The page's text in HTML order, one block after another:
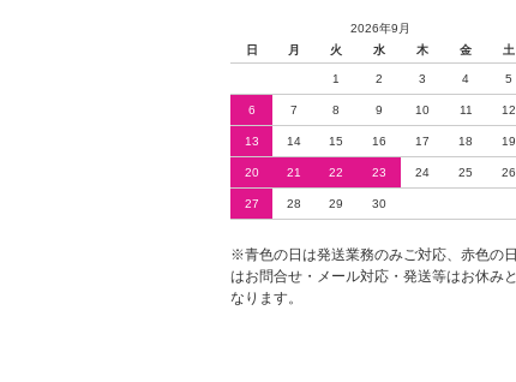
2026年9月
日
月 火 水 木 金 土
1 2 3 4 5
6 7 8 9 10 11 12
13 14 15 16 17 18 19
20 21 22 23 24 25 26
27 28 29 30
※青色の日は発送業務のみご対応、赤色の日
はお問合せ・メール対応・発送等はお休みと
なります。